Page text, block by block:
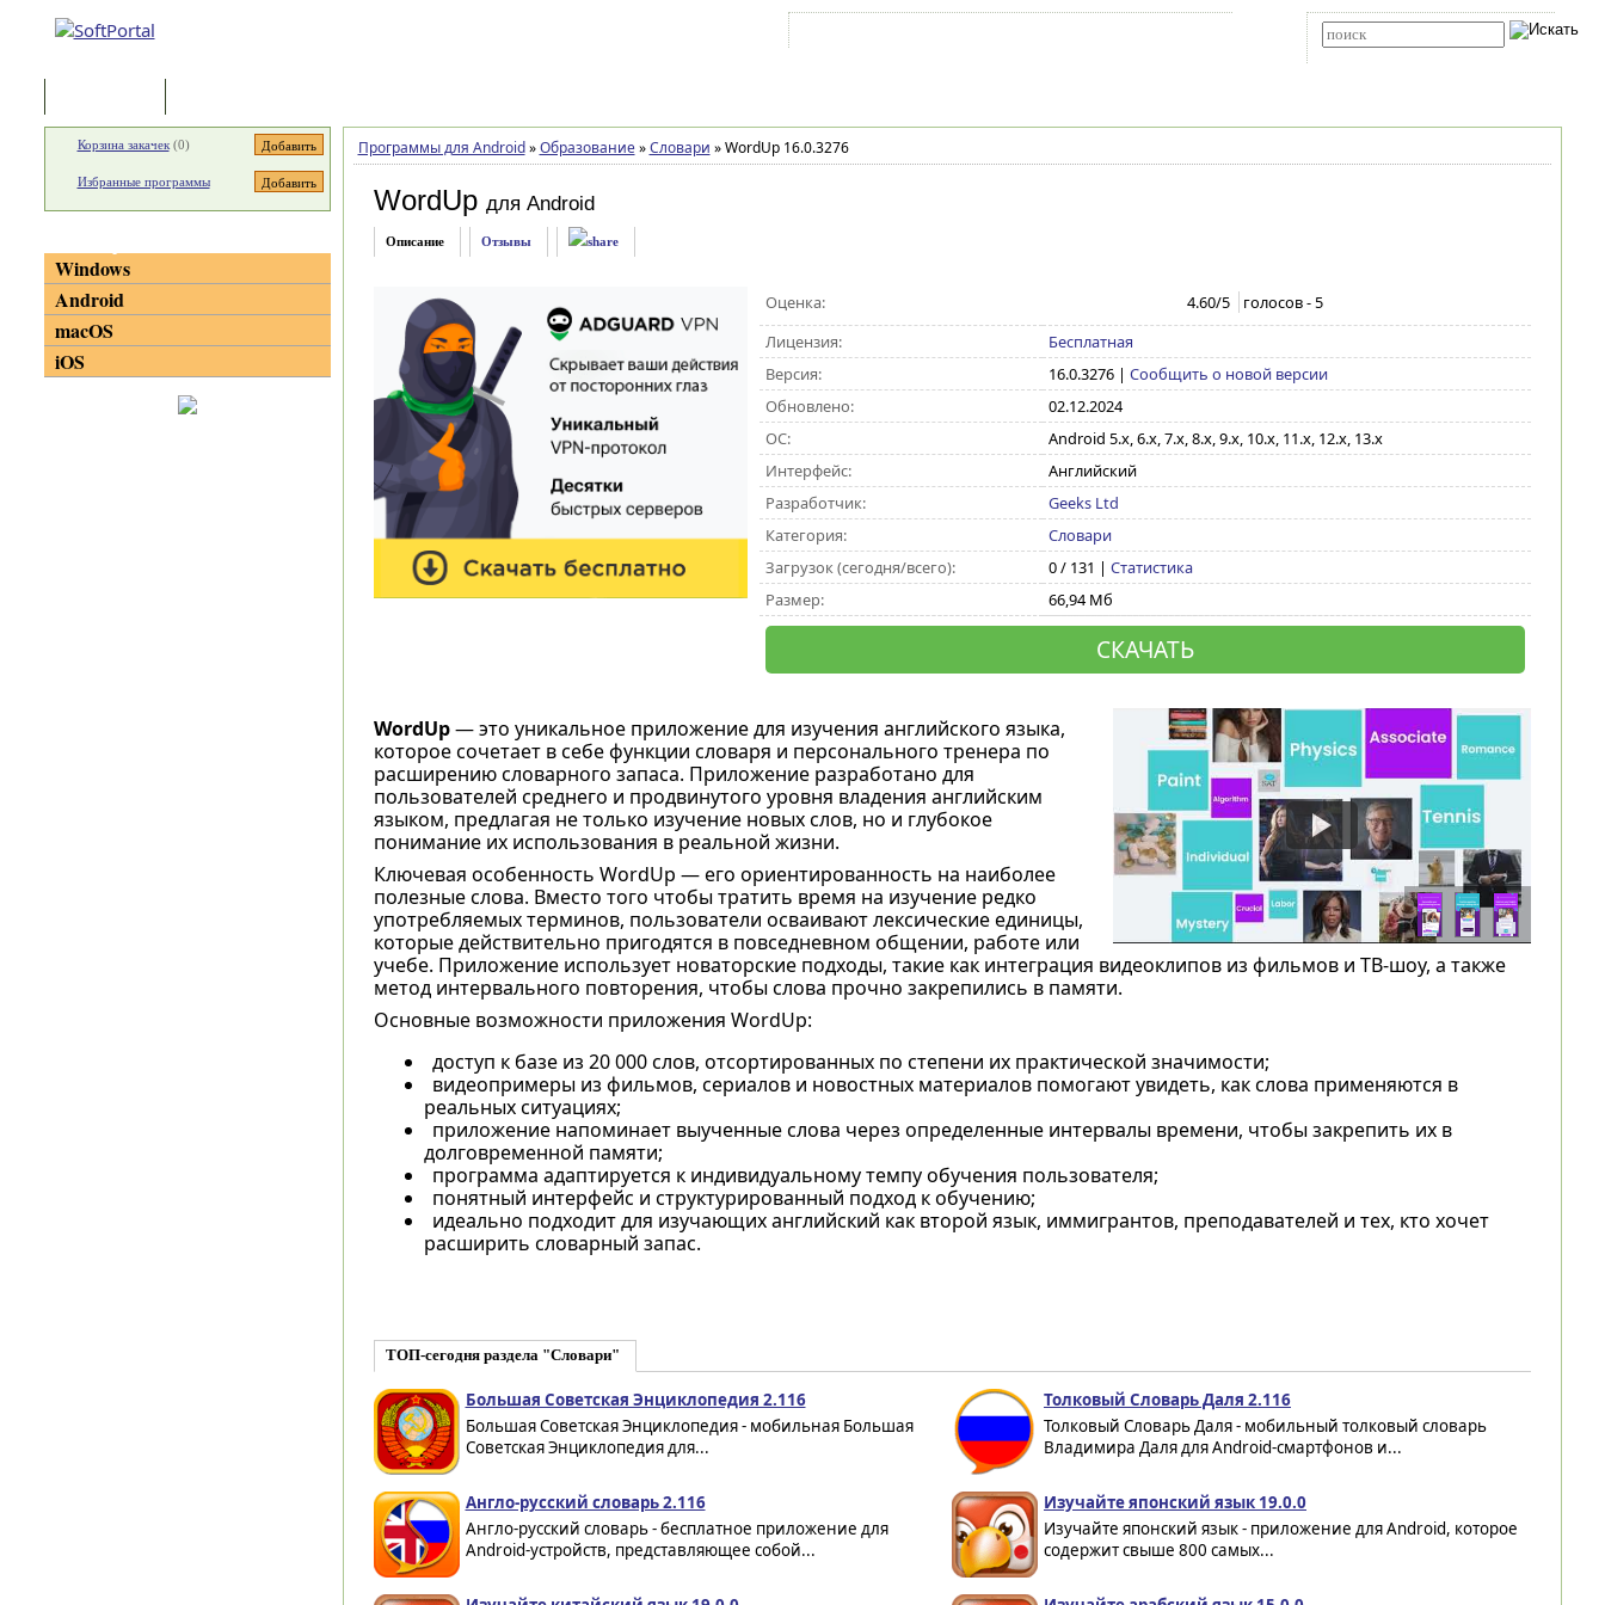
Программы для Android » Образование » Словари »WordUp 16.0.3276
WordUp для Android
Описание Отзывы
Оценка: 4.60/5 голосов -5
Лицензия:
Бесплатная
Версия:
16.0.3276| Сообщить о новой версии
Обновлено:
02.12.2024
ОС:
Android 5.x, 6.x, 7.x, 8.x, 9.x, 10.x, 11.x, 12.x, 13.x
Интерфейс:
Английский
Разработчик:
Geeks Ltd
Категория:
Словари
Загрузок (сегодня/всего):
0 / 131 | Статистика
Размер:
66,94 Мб
СКАЧАТЬ
WordUp— это уникальное приложение для изучения английского языка,
которое сочетает в себе функции словаря и персонального тренера по
расширению словарного запаса. Приложение разработано для
пользователей среднего и продвинутого уровня владения английским
языком, предлагая не только изучение новых слов, но и глубокое
понимание их использования в реальной жизни.
Ключевая особенность WordUp — его ориентированность на наиболее
полезные слова. Вместо того чтобы тратить время на изучение редко
употребляемых терминов, пользователи осваивают лексические единицы,
которые действительно пригодятся в повседневном общении, работе или
учебе. Приложение использует новаторские подходы, такие как интеграция видеоклипов из фильмов и ТВ-шоу, а также
метод интервального повторения, чтобы слова прочно закрепились в памяти.
Основные возможности приложения WordUp:
доступ к базе из 20 000 слов, отсортированных по степени их практической значимости;
видеопримеры из фильмов, сериалов и новостных материалов помогают увидеть, как слова применяются в
реальных ситуациях;
приложение напоминает выученные слова через определенные интервалы времени, чтобы закрепить их в
долговременной памяти;
программа адаптируется к индивидуальному темпу обучения пользователя;
понятный интерфейс и структурированный подход к обучению;
идеально подходит для изучающих английский как второй язык, иммигрантов, преподавателей и тех, кто хочет
расширить словарный запас.
ТОП-сегодня раздела "Словари"
Большая Советская Энциклопедия 2.116
Большая Советская Энциклопедия - мобильная Большая
Советская Энциклопедия для...
Толковый Словарь Даля 2.116
Толковый Словарь Даля - мобильный толковый словарь
Владимира Даля для Android-смартфонов и...
Англо-русский словарь 2.116
Англо-русский словарь - бесплатное приложение для
Android-устройств, представляющее собой...
Изучайте японский язык 19.0.0
Изучайте японский язык - приложение для Android, которое
содержит свыше 800 самых...
Корзина закачек(0)
Избранные программы
Windows
Android
macOS
iOS